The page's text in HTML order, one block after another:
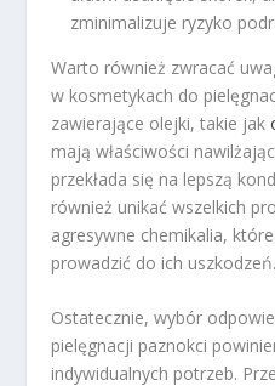
zminimalizuje ryzyko
Warto również zwracać
w kosmetykach do
zawierające olejki, takie jak
mają właściwości
przekłada się na lepszą
również unikać wszelkich
agresywne chemikalia,
prowadzić do ich uszkodzeń.
Ostatecznie, wybór
pielęgnacji paznokci
indywidualnych potrzeb.